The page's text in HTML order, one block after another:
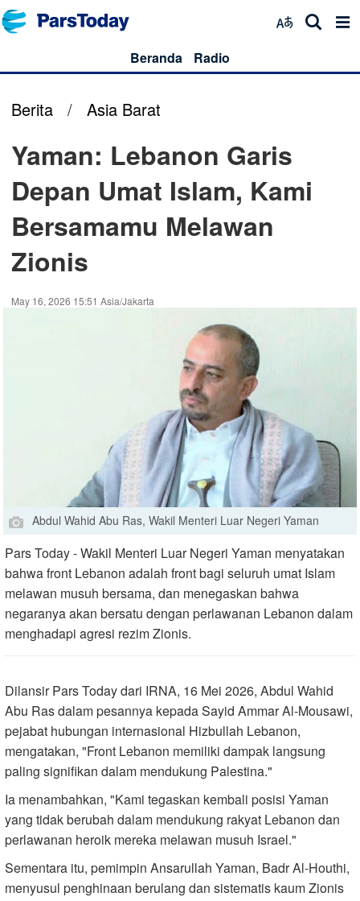
Beranda Radio
Berita / Asia Barat
Yaman: Lebanon Garis
Depan Umat Islam, Kami
Bersamamu Melawan
Zionis
May 16, 2026 15:51 Asia/Jakarta
Abdul Wahid Abu Ras, Wakil Menteri Luar Negeri Yaman
Pars Today - Wakil Menteri Luar Negeri Yaman menyatakan
bahwa front Lebanon adalah front bagi seluruh umat Islam
melawan musuh bersama, dan menegaskan bahwa
negaranya akan bersatu dengan perlawanan Lebanon dalam
menghadapi agresi rezim Zionis.
Dilansir Pars Today dari IRNA, 16 Mei 2026, Abdul Wahid
Abu Ras dalam pesannya kepada Sayid Ammar Al-Mousawi,
pejabat hubungan internasional Hizbullah Lebanon,
mengatakan, "Front Lebanon memiliki dampak langsung
paling signifikan dalam mendukung Palestina."
Ia menambahkan, "Kami tegaskan kembali posisi Yaman
yang tidak berubah dalam mendukung rakyat Lebanon dan
perlawanan heroik mereka melawan musuh Israel."
Sementara itu, pemimpin Ansarullah Yaman, Badr Al-Houthi,
menyusul penghinaan berulang dan sistematis kaum Zionis